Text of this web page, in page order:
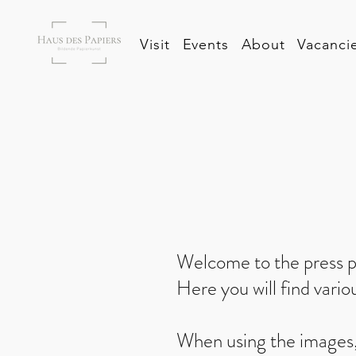
Visit Events About
Welcome to the press
Here you will find
When using the